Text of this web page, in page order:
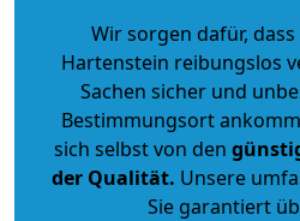
Wir sorgen dafür,
Hartenstein reibungslos
Sachen sicher und
Bestimmungsort
sich selbst von den
der Qualität. Unsere
Sie garantiert